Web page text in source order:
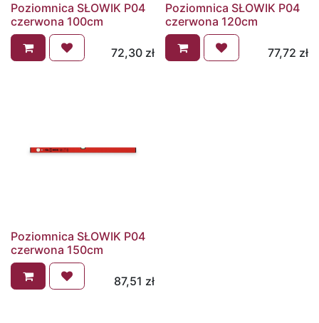
Poziomnica SŁOWIK P04
czerwona 100cm
72,30zł
Poziomnica SŁOWIK P04
czerwona 120cm
77,72 zł
Poziomnica SŁOWIK P04
czerwona 150cm
87,51 zł